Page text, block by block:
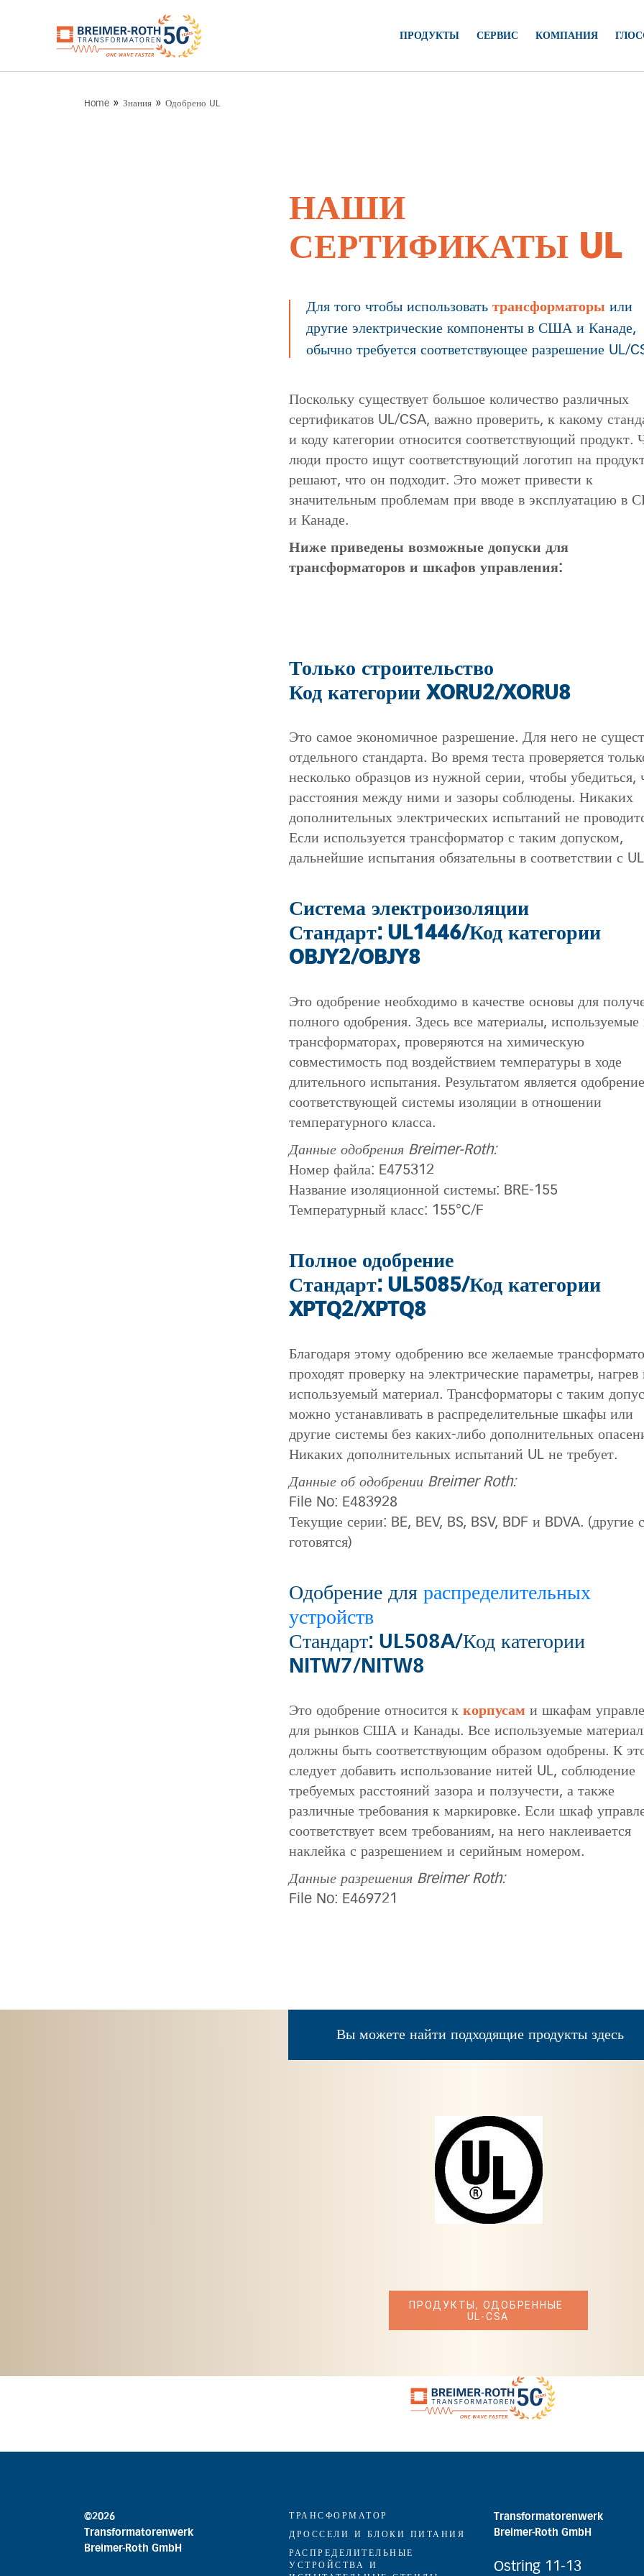
ПРОДУКТЫ СЕРВИС КОМПАНИЯ
Home » Знания » Одобрено UL
НАШИ
СЕРТИФИКАТЫ UL
Для того чтобы использовать трансформаторы или
другие электрические компоненты в США и Канаде,
обычно требуется соответствующее разрешение UL/
Поскольку существует большое количество различных
сертификатов UL/CSA, важно проверить, к какому
и коду категории относится соответствующий продукт.
люди просто ищут соответствующий логотип на
решают, что он подходит. Это может привести к
значительным проблемам при вводе в эксплуатацию в
и Канаде.
Ниже приведены возможные допуски для
трансформаторов и шкафов управления:
Только строительство
Код категории XORU2/XORU8
Это самое экономичное разрешение. Для него не
отдельного стандарта. Во время теста проверяется
несколько образцов из нужной серии, чтобы убедиться,
расстояния между ними и зазоры соблюдены. Никаких
дополнительных электрических испытаний не
Если используется трансформатор с таким допуском,
дальнейшие испытания обязательны в соответствии с
Система электроизоляции
Стандарт: UL1446/Код категории
OBJY2/OBJY8
Это одобрение необходимо в качестве основы для
полного одобрения. Здесь все материалы, используемые
трансформаторах, проверяются на химическую
совместимость под воздействием температуры в ходе
длительного испытания. Результатом является одобрение
соответствующей системы изоляции в отношении
температурного класса.
Данные одобрения Breimer-Roth:
Номер файла: E475312
Название изоляционной системы: BRE-155
Температурный класс: 155°C/F
Полное одобрение
Стандарт: UL5085/Код категории
XPTQ2/XPTQ8
Благодаря этому одобрению все желаемые
проходят проверку на электрические параметры, нагрев
используемый материал. Трансформаторы с таким
можно устанавливать в распределительные шкафы или
другие системы без каких-либо дополнительных
Никаких дополнительных испытаний UL не требует.
Данные об одобрении Breimer Roth:
File No: E483928
Текущие серии: BE, BEV, BS, BSV, BDF и BDVA. (другие
готовятся)
Одобрение для распределительных
устройств
Стандарт: UL508A/Код категории
NITW7/NITW8
Это одобрение относится к корпусам и шкафам
для рынков США и Канады. Все используемые
должны быть соответствующим образом одобрены. К
следует добавить использование нитей UL, соблюдение
требуемых расстояний зазора и ползучести, а также
различные требования к маркировке. Если шкаф
соответствует всем требованиям, на него наклеивается
наклейка с разрешением и серийным номером.
Данные разрешения Breimer Roth:
File No: E469721
Вы можете найти подходящие продукты здесь
ПРОДУКТЫ, ОДОБРЕННЫЕ
UL-CSA
©2026
Transformatorenwerk
Breimer-Roth GmbH
ТРАНСФОРМАТОР
ДРОССЕЛИ И БЛОКИ ПИТАНИЯ
РАСПРЕДЕЛИТЕЛЬНЫЕ
УСТРОЙСТВА И
Transformatorenwerk
Breimer-Roth GmbH
Ostring 11-13